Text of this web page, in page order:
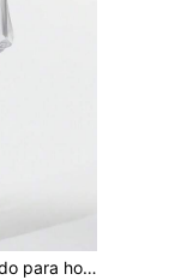
Chaleco de cuello cruzado para hombre, unicolor, solapa, ajuste ceñido, chaleco con botones para fiesta, cóctel, actuación